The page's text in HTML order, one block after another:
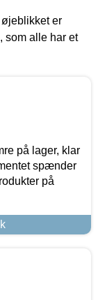
er
, som alle har et
på lager, klar
spænder
på